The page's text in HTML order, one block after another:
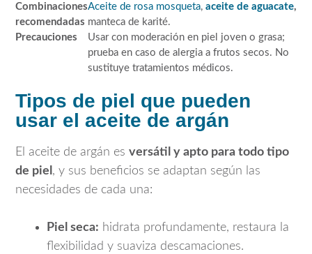
Combinaciones
recomendadas
Aceite de rosa mosqueta, aceite de aguacate,
manteca de karité.
Precauciones
Usar con moderación en piel joven o grasa;
prueba en caso de alergia a frutos secos. No
sustituye tratamientos médicos.
Tipos de piel que pueden
usar el aceite de argán
El aceite de argán es versátil y apto para todo tipo
de piel , y sus beneficios se adaptan según las
necesidades de cada una:
Piel seca: hidrata profundamente, restaura la
flexibilidad y suaviza descamaciones.